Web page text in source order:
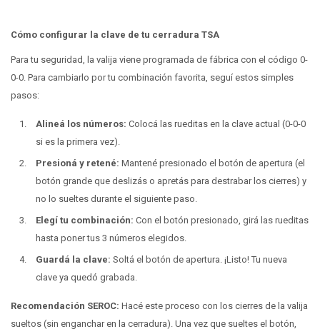
Cómo configurar la clave de tu cerradura TSA
Para tu seguridad, la valija viene programada de fábrica con el código 0-
0-0. Para cambiarlo por tu combinación favorita, seguí estos simples
pasos:
Alineá los números: Colocá las rueditas en la clave actual (0-0-0
si es la primera vez).
Presioná y retené: Mantené presionado el botón de apertura (el
botón grande que deslizás o apretás para destrabar los cierres) y
no lo sueltes durante el siguiente paso.
Elegí tu combinación: Con el botón presionado, girá las rueditas
hasta poner tus 3 números elegidos.
Guardá la clave: Soltá el botón de apertura. ¡Listo! Tu nueva
clave ya quedó grabada.
Recomendación SEROC: Hacé este proceso con los cierres de la valija
sueltos (sin enganchar en la cerradura). Una vez que sueltes el botón,